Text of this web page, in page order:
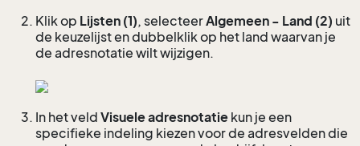
Klik op Lijsten (1), selecteerAlgemeen - Land (2) uit
de keuzelijst en dubbelklik op het land waarvan je
de adresnotatie wilt wijzigen.
In het veld Visuele adresnotatie kun je een
specifieke indeling kiezen voor de adresvelden die